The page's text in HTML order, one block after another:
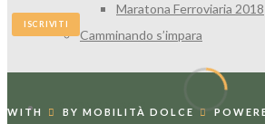
Maratona Ferroviaria 2018
Camminando s’impara
SLOW NEWS
WITH BY MOBILITÀ DOLCE